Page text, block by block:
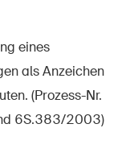
eines
als Anzeichen
(Prozess-Nr.
6S.383/2003)